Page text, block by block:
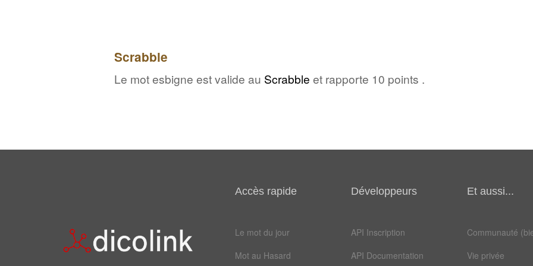
Scrabble
Le mot esbigne est valide au Scrabble et rapporte 10 points .
Accès rapide
Le mot du jour
Mot au Hasard
Développeurs
API Inscription
API Documentation
Et aussi...
Communauté
Vie privée